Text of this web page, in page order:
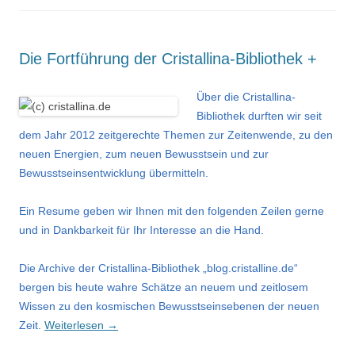
Die Fortführung der Cristallina-Bibliothek +
Über die Cristallina-
Bibliothek durften wir seit
dem Jahr 2012 zeitgerechte Themen zur Zeitenwende, zu den
neuen Energien, zum neuen Bewusstsein und zur
Bewusstseinsentwicklung übermitteln.
Ein Resume geben wir Ihnen mit den folgenden Zeilen gerne
und in Dankbarkeit für Ihr Interesse an die Hand.
Die Archive der Cristallina-Bibliothek „blog.cristalline.de“
bergen bis heute wahre Schätze an neuem und zeitlosem
Wissen zu den kosmischen Bewusstseinsebenen der neuen
Zeit. Weiterlesen →